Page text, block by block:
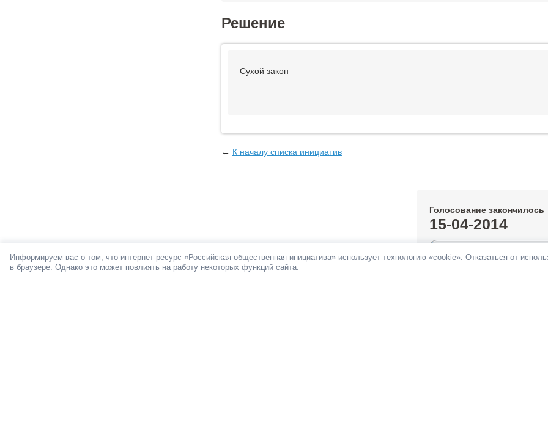
Решение
Сухой закон
← К началу списка инициатив
Голосование закончилось
15-04-2014
Информируем вас о том, что интернет-ресурс «Российская общественная инициатива» использует технологию «cookie». Отказаться от
в браузере. Однако это может повлиять на работу некоторых функций сайта.